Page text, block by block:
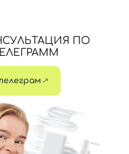
ПО